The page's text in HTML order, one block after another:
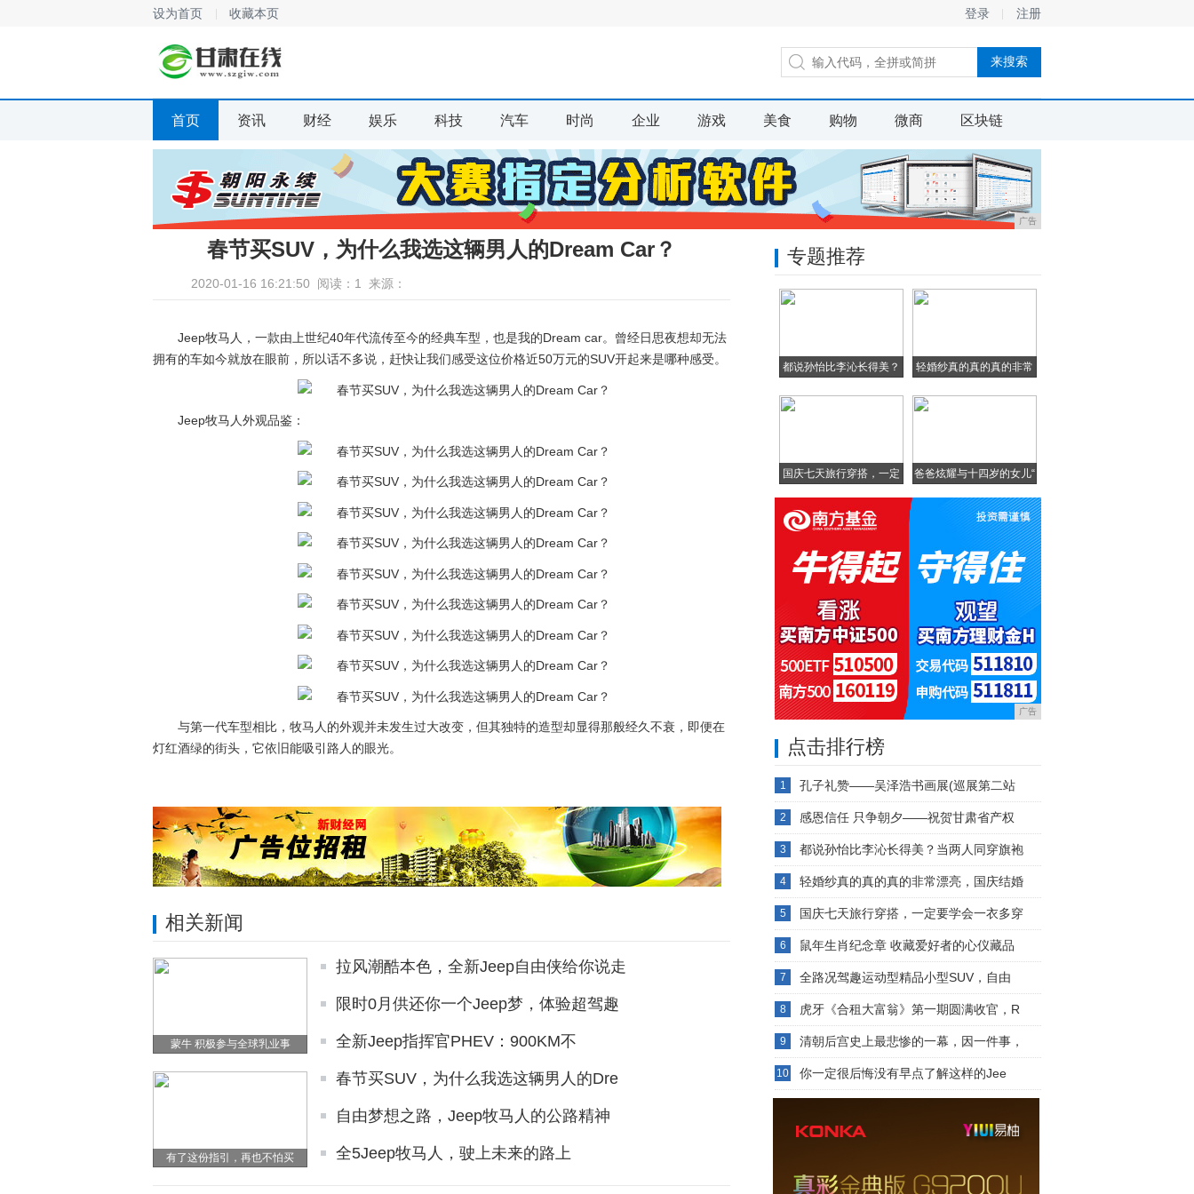
设为首页 收藏本页 登录 注册
首页 资讯 财经 娱乐 科技 汽车 时尚 企业 游戏 美食 购物 微商 区块链
广告
春节买SUV，为什么我选这辆男人的Dream Car？
2020-01-16 16:21:50 阅读：1 来源：
Jeep牧马人，一款由上世纪40年代流传至今的经典车型，也是我的Dream car。曾经日思夜想却无法
拥有的车如今就放在眼前，所以话不多说，赶快让我们感受这位价格近50万元的SUV开起来是哪种感受。
Jeep牧马人外观品鉴：
与第一代车型相比，牧马人的外观并未发生过大改变，但其独特的造型却显得那般经久不衰，即便在
灯红酒绿的街头，它依旧能吸引路人的眼光。
相关新闻
蒙牛 积极参与全球乳业事
有了这份指引，再也不怕买
拉风潮酷本色，全新Jeep自由侠给你说走
限时0月供还你一个Jeep梦，体验超驾趣
全新Jeep指挥官PHEV：900KM不
春节买SUV，为什么我选这辆男人的Dre
自由梦想之路，Jeep牧马人的公路精神
全5Jeep牧马人，驶上未来的路上
专题推荐
都说孙怡比李沁长得美？
轻婚纱真的真的真的非常
国庆七天旅行穿搭，一定
要
爸爸炫耀与十四岁的女儿“
广告
点击排行榜
1 孔子礼赞——吴泽浩书画展(巡展第二站
2 感恩信任 只争朝夕——祝贺甘肃省产权
3 都说孙怡比李沁长得美？当两人同穿旗袍
4 轻婚纱真的真的真的非常漂亮，国庆结婚
5 国庆七天旅行穿搭，一定要学会一衣多穿
6 鼠年生肖纪念章 收藏爱好者的心仪藏品
7 全路况驾趣运动型精品小型SUV，自由
8 虎牙《合租大富翁》第一期圆满收官，R
9 清朝后宫史上最悲惨的一幕，因一件事，
10 你一定很后悔没有早点了解这样的Jee